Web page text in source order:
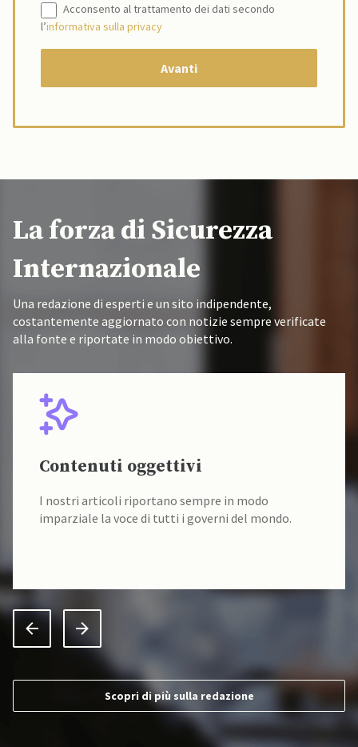
Acconsento al trattamento dei dati secondo
l’informativa sulla privacy
La forza di Sicurezza
Internazionale
Una redazione di esperti e un sito indipendente,
costantemente aggiornato con notizie sempre verificate
alla fonte e riportate in modo obiettivo.
Contenuti oggettivi
I nostri articoli riportano sempre in modo
imparziale la voce di tutti i governi del mondo.
Scopri di più sulla redazione